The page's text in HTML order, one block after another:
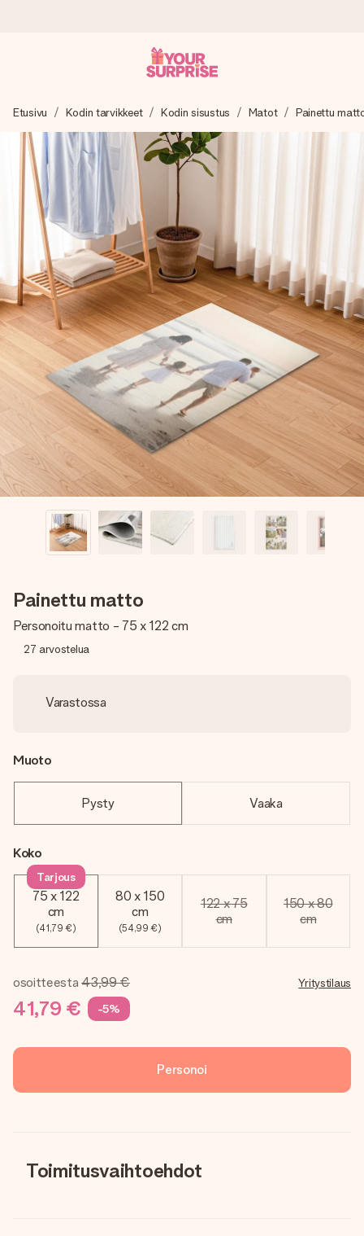
Valmistamme lahjasi huolella ja lähetämme sen hetkessä,
jotta voit antaa sen juuri oikeaan aikaan, kun sillä on eniten
merkitystä.
4,8 (+15 000 arvostelun perusteella)
Lahjamme inspiroivat. Asiakkaiden arvosana on 4,8 Google
Reviewsissä.
Ilmainen tervehdyskortti
Tilaa tänään – personoitu lahja valmistuu ja lähtee matkaan
nopeammin kuin ehdit sanoa “yllätys!”
Etusivu Kodin tarvikkeet Kodin sisustus Matot Painettu
Painettu matto
Personoitu matto - 75 x 122 cm
27 arvostelua
Varastossa
Muoto
Pysty Vaaka
Koko
75 x 122
cm
(41,79 €)
Tarjous
80 x 150
cm
(54,99 €)
122 x 75
cm
150 x 80
cm
osoitteesta 43,99 €
41,79 € -5%
Yritystilaus
Personoi
Toimitusvaihtoehdot